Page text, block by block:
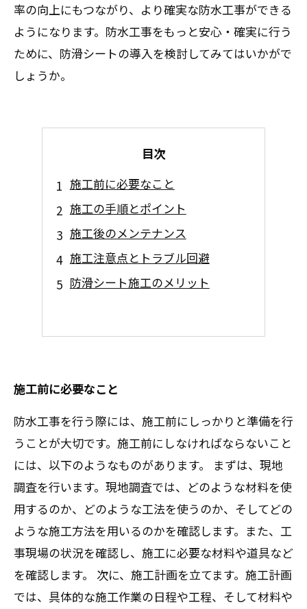
率の向上にもつながり、より確実な防水工事ができる
ようになります。防水工事をもっと安心・確実に行う
ために、防滑シートの導入を検討してみてはいかがで
しょうか。
目次
施工前に必要なこと
施工の手順とポイント
施工後のメンテナンス
施工注意点とトラブル回避
防滑シート施工のメリット
施工前に必要なこと
防水工事を行う際には、施工前にしっかりと準備を行
うことが大切です。施工前にしなければならないこと
には、以下のようなものがあります。 まずは、現地
調査を行います。現地調査では、どのような材料を使
用するのか、どのような工法を使うのか、そしてどの
ような施工方法を用いるのかを確認します。また、工
事現場の状況を確認し、施工に必要な材料や道具など
を確認します。 次に、施工計画を立てます。施工計画
では、具体的な施工作業の日程や工程、そして材料や